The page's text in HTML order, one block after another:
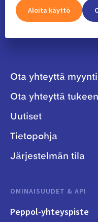
Aloita käyttö
Ota yhteyttä
Ota yhteyttä tukeen
Uutiset
Tietopohja
Järjestelmän tila
OMINAISUUDET & API
Peppol-yhteyspiste